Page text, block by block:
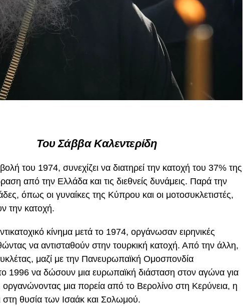
Tου Σάββα Καλεντερίδη
του 1974, συνεχίζει να διατηρεί την κατοχή του 37% της
από την Ελλάδα και τις διεθνείς δυνάμεις. Παρά την
όπως οι γυναίκες της Κύπρου και οι μοτοσυκλετιστές,
την κατοχή.
κίνημα μετά το 1974, οργάνωσαν ειρηνικές
να αντισταθούν στην τουρκική κατοχή. Από την άλλη,
μαζί με την Πανευρωπαϊκή Ομοσπονδία
1996 να δώσουν μια ευρωπαϊκή διάσταση στον αγώνα για
μια πορεία από το Βερολίνο στη Κερύνεια, η
στη θυσία των Ισαάκ και Σολωμού.